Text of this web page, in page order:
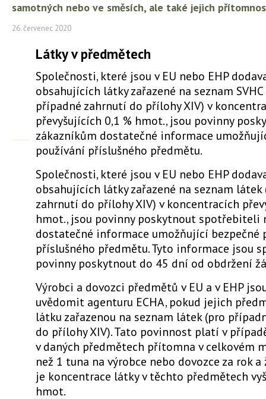
samotných nebo ve směsích, ale také jejich
26. červenec 2020
Látky v předmětech
Společnosti, které jsou v EU nebo EHP
obsahujících látky zařazené na seznam
případné zahrnutí do přílohy XIV) v
převyšujících 0,1 % hmot., jsou povinny
zákazníkům dostatečné informace
používání příslušného předmětu.
Společnosti, které jsou v EU nebo EHP
obsahujících látky zařazené na seznam
zahrnutí do přílohy XIV) v koncentracích
hmot., jsou povinny poskytnout spotřebiteli
dostatečné informace umožňující bezpečné
příslušného předmětu. Tyto informace jsou
povinny poskytnout do 45 dní od obdržení
Výrobci a dovozci předmětů v EU a v EHP
uvědomit agenturu ECHA, pokud jejich
látku zařazenou na seznam látek (pro
do přílohy XIV). Tato povinnost platí v
v daných předmětech přítomna v celkovém
než 1 tuna na výrobce nebo dovozce za rok a
je koncentrace látky v těchto předmětech
hmot.